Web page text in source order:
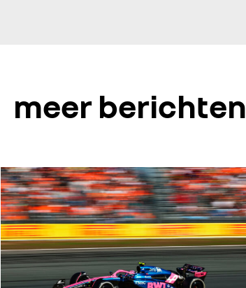
meer berichten